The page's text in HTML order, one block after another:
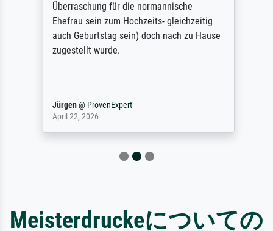
Überraschung für die normannische
Ehefrau sein zum Hochzeits- gleichzeitig
auch Geburtstag sein) doch nach zu Hause
zugestellt wurde.
Jürgen@ ProvenExpert
April 22, 2026
Meisterdruckeについての